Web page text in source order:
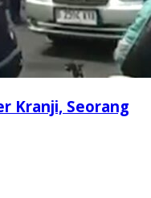
Kranji, Seorang